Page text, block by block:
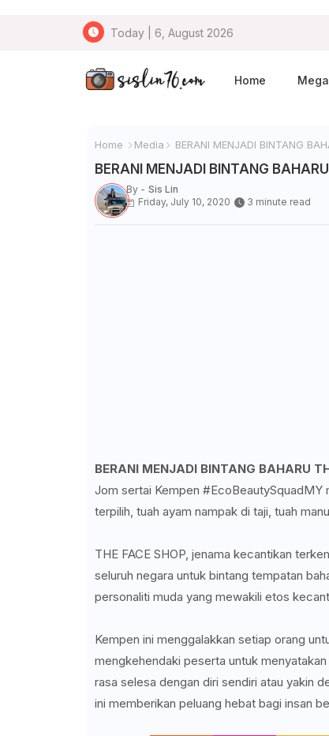
Today | 6, August 2026
Home
Home Media BERANI MENJADI BINTANG
BERANI MENJADI BINTANG
By - Sis Lin
Friday, July 10, 2020
3 minute read
BERANI MENJADI BINTANG BAHARU
Jom sertai Kempen #EcoBeautySquadMY
terpilih, tuah ayam nampak di taji, tuah
THE FACE SHOP, jenama kecantikan
seluruh negara untuk bintang tempatan
personaliti muda yang mewakili etos
Kempen ini menggalakkan setiap orang
mengkehendaki peserta untuk
rasa selesa dengan diri sendiri atau yakin
ini memberikan peluang hebat bagi insan